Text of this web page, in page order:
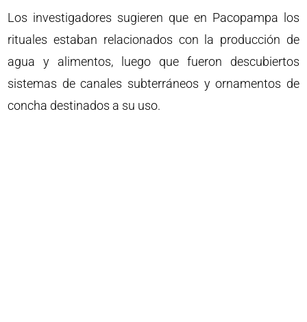
Los investigadores sugieren que en Pacopampa los
rituales estaban relacionados con la producción de
agua y alimentos, luego que fueron descubiertos
sistemas de canales subterráneos y ornamentos de
concha destinados a su uso.